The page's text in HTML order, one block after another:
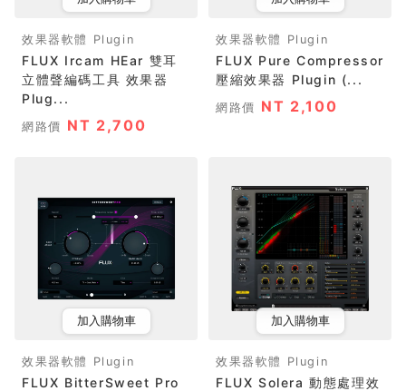
效果器軟體 Plugin
FLUX Ircam HEar 雙耳
立體聲編碼工具 效果器
Plug...
網路價 NT 2,700
效果器軟體 Plugin
FLUX Pure Compressor
壓縮效果器 Plugin (...
網路價 NT 2,100
加入購物車
效果器軟體 Plugin
FLUX BitterSweet Pro
加入購物車
效果器軟體 Plugin
FLUX Solera 動態處理效